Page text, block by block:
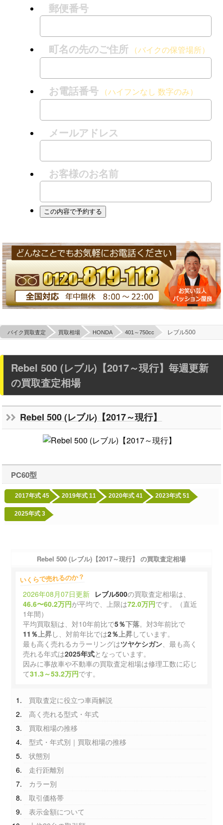
郵便番号
町名の先のご住所 （バイクの保管場所）
お電話番号 （ハイフンなし 数字のみ）
メールアドレス
お客様のお名前
バイク買取査定 買取相場 HONDA 401～750cc レブル500
Rebel 500 (レブル)【2017～現行】毎週更新
の買取査定相場
Rebel 500 (レブル)【2017～現行】
PC60型
2017年式 45 2019年式 11 2020年式 41 2023年式 51
2025年式 3
Rebel 500 (レブル)【2017～現行】 の買取査定相場
いくらで売れるのか？
2026年08月07日更新 レブル500の買取査定相場は、
46.6〜60.2万円が平均で、上限は72.0万円です。（直近
1年間）
平均買取額は、対10年前比で5％下落。対3年前比で
11％ 上昇し、対前年比では2％ 上昇しています。
最も高く売れるカラーリングはツヤケシガン 、最も高く
売れる年式は2025年式となっています。
因みに事故車や不動車の買取査定相場は修理工数に応じ
て31.3～53.2万円です。
買取査定に役立つ車両解説
高く売れる型式・年式
買取相場の推移
型式・年式別｜買取相場の推移
状態別
走行距離別
カラー別
取引価格帯
表示金額について